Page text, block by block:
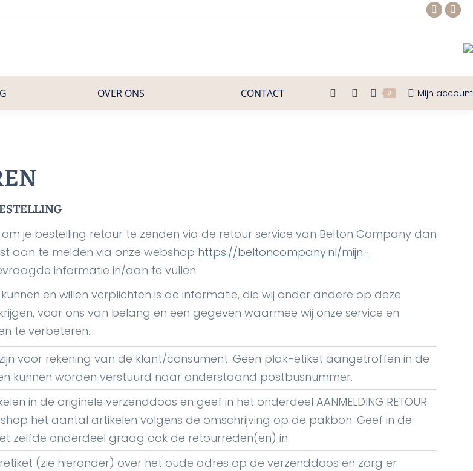
opens
new
OVER ONS CONTACT Search:
0 Mijn account
je bestelling retour te zenden via de retour service van Belton Company dan
aan te melden via onze webshop https://beltoncompany.nl/mijn-
informatie in/aan te vullen.
en willen verplichten is de informatie, die wij onder andere op deze
voor ons van belang en een gegeven waarmee wij onze service en
te verbeteren.
voor rekening van de klant/consument. Geen plak-etiket aangetroffen in de
kunnen worden verstuurd naar onderstaand postbusnummer.
in de originele verzenddoos en geef in het onderdeel AANMELDING RETOUR
het aantal artikelen volgens de omschrijving op de pakbon. Geef in de
zelfde onderdeel graag ook de retourreden(en) in.
(zie hieronder) over het oude adres op de verzenddoos en zorg er